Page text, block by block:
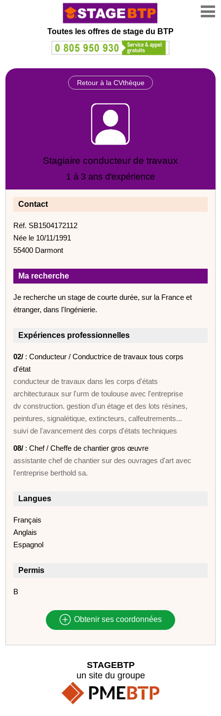
Toutes les offres de stage du BTP
Retour à la CVthèque
Stagiaire conducteur de travaux
1 à 3 ans d'expérience
Contact
Réf. SB1504172112
Née le 10/11/1991
55400 Darmont
Ma recherche
Je recherche un stage de courte durée, sur la France et
étranger, dans l'Ingénierie.
Expériences professionnelles
02/ : Conducteur / Conductrice de travaux tous corps
d'état
conducteur de travaux dans les corps d'états
architecturaux sur l'urm de toulouse avec l'entreprise
dv construction. gestion d'un étage et des lots résines,
peintures, signalétique, extincteurs, calfeutrements...
suivi de l'avancement des corps d'états techniques
08/ : Chef / Cheffe de chantier gros œuvre
assistante chef de chantier sur des ouvrages d'art avec
l'entreprise berthold sa.
Langues
Français
Anglais
Espagnol
Permis
B
Obtenir ses coordonnées
STAGEBTP
un site du groupe